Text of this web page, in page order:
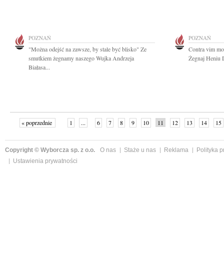
POZNAŃ
"Można odejść na zawsze, by stale być blisko" Ze
smutkiem żegnamy naszego Wujka Andrzeja
Białasa...
POZNAŃ
Contra vim
Żegnaj Heniu
« poprzednie 1 ... 6 7 8 9 10 11 12 13 14 15
Copyright © Wyborcza sp. z o.o. O nas Staże u nas Reklama
Polityka
Ustawienia prywatności